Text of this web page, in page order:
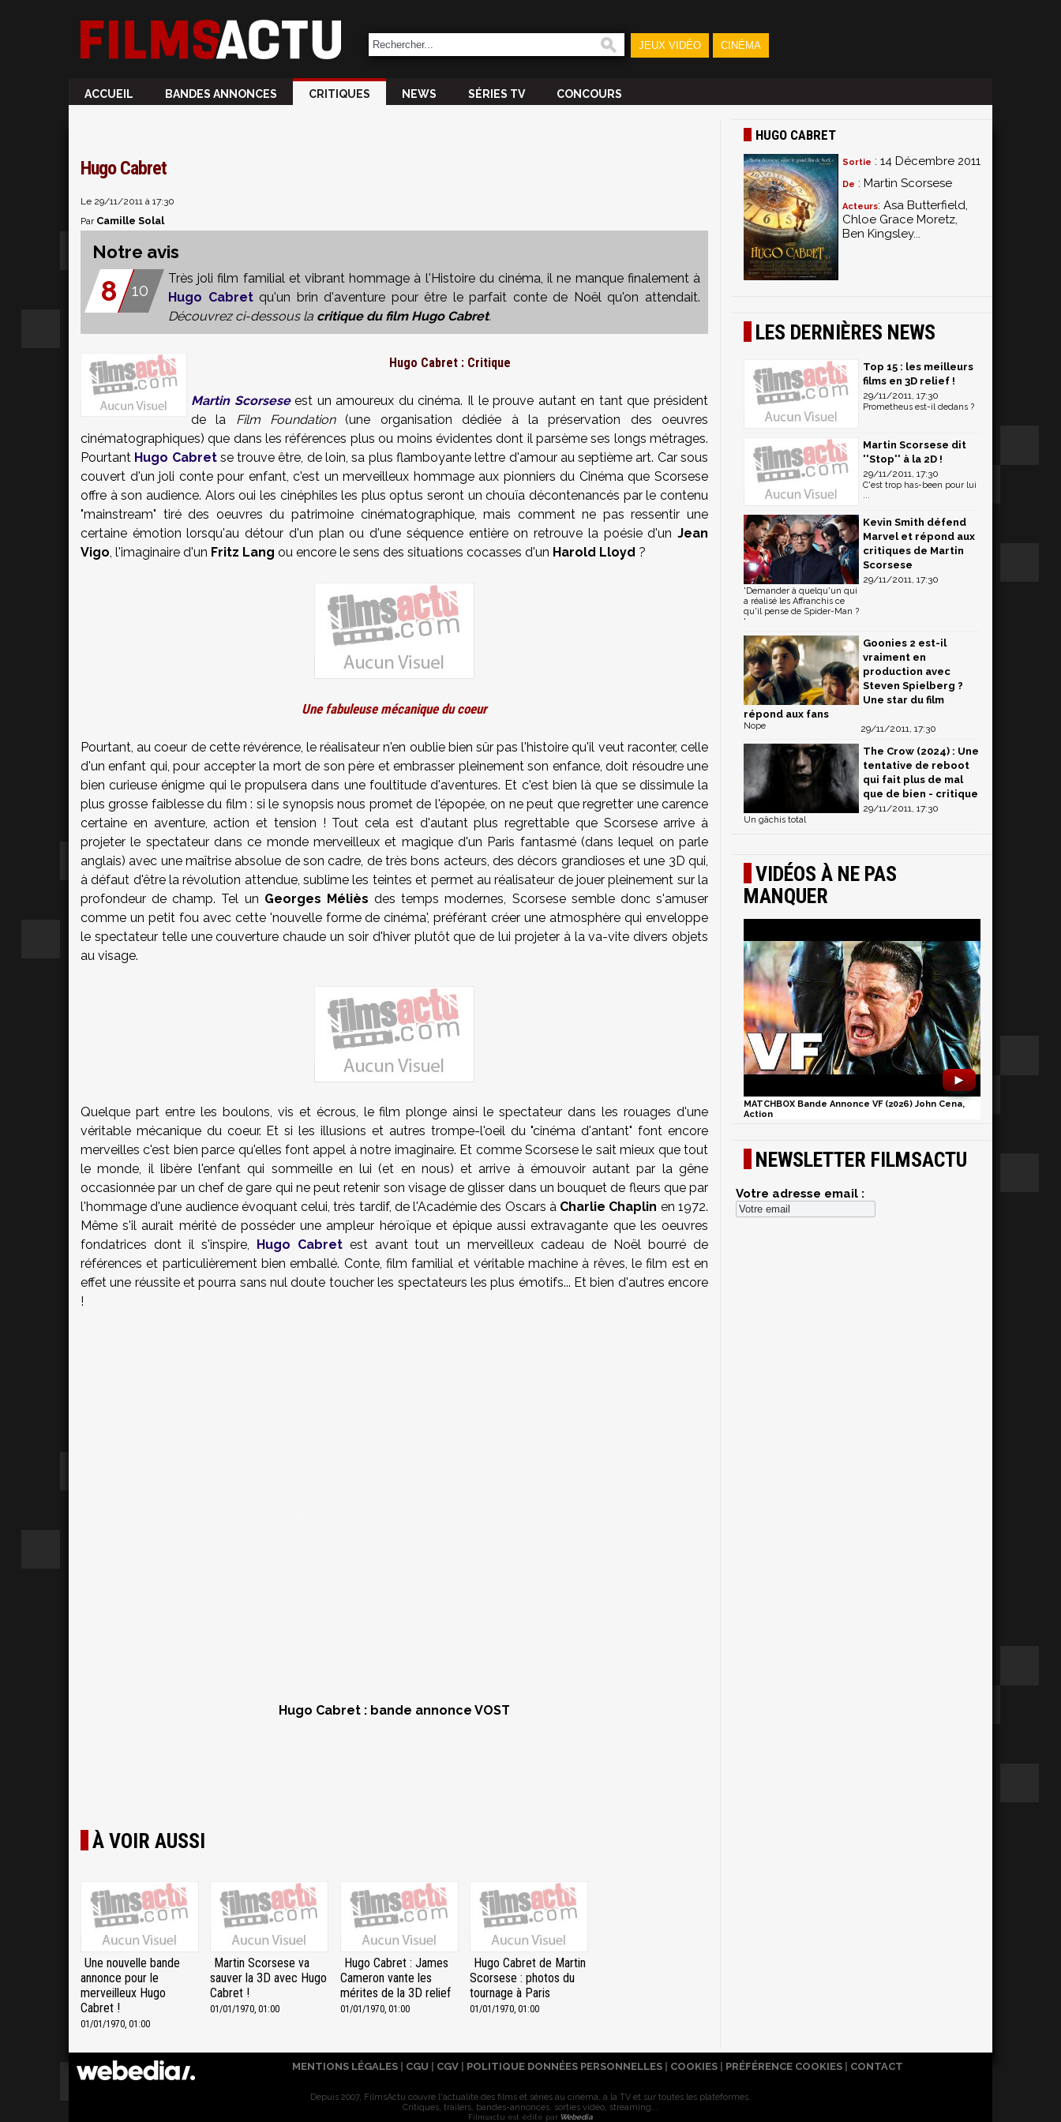
JEUX VIDÉO CINÉMA
ACCUEIL BANDES ANNONCES CRITIQUES NEWS SÉRIES TV CONCOURS
Hugo Cabret
Le 29/11/2011 à 17:30
Par Camille Solal
Notre avis
8 10
Très joli film familial et vibrant hommage à l'Histoire du cinéma, il ne manque finalement à
Hugo Cabretqu'un brin d'aventure pour être le parfait conte de Noël qu'on attendait.
Découvrez ci-dessous la critique du film Hugo Cabret.
Hugo Cabret : Critique
Martin Scorseseest un amoureux du cinéma. Il le prouve autant en tant que président
de la Film Foundation(une organisation dédiée à la préservation des oeuvres
cinématographiques) que dans les références plus ou moins évidentes dont il parsème ses longs métrages.
Pourtant Hugo Cabretse trouve être, de loin, sa plus flamboyante lettre d'amour au septième art. Car sous
couvert d'un joli conte pour enfant, c'est un merveilleux hommage aux pionniers du Cinéma que Scorsese
offre à son audience. Alors oui les cinéphiles les plus optus seront un chouïa décontenancés par le contenu
"mainstream" tiré des oeuvres du patrimoine cinématographique, mais comment ne pas ressentir une
certaine émotion lorsqu'au détour d'un plan ou d'une séquence entière on retrouve la poésie d'un Jean
Vigo, l'imaginaire d'un Fritz Lang ou encore le sens des situations cocasses d'un Harold Lloyd ?
Une fabuleuse mécanique du coeur
Pourtant, au coeur de cette révérence, le réalisateur n'en oublie bien sûr pas l'histoire qu'il veut raconter, celle
d'un enfant qui, pour accepter la mort de son père et embrasser pleinement son enfance, doit résoudre une
bien curieuse énigme qui le propulsera dans une foultitude d'aventures. Et c'est bien là que se dissimule la
plus grosse faiblesse du film : si le synopsis nous promet de l'épopée, on ne peut que regretter une carence
certaine en aventure, action et tension ! Tout cela est d'autant plus regrettable que Scorsese arrive à
projeter le spectateur dans ce monde merveilleux et magique d'un Paris fantasmé (dans lequel on parle
anglais) avec une maîtrise absolue de son cadre, de très bons acteurs, des décors grandioses et une 3D qui,
à défaut d'être la révolution attendue, sublime les teintes et permet au réalisateur de jouer pleinement sur la
profondeur de champ. Tel un Georges Méliès des temps modernes, Scorsese semble donc s'amuser
comme un petit fou avec cette 'nouvelle forme de cinéma', préférant créer une atmosphère qui enveloppe
le spectateur telle une couverture chaude un soir d'hiver plutôt que de lui projeter à la va-vite divers objets
au visage.
Quelque part entre les boulons, vis et écrous, le film plonge ainsi le spectateur dans les rouages d'une
véritable mécanique du coeur. Et si les illusions et autres trompe-l'oeil du "cinéma d'antant" font encore
merveilles c'est bien parce qu'elles font appel à notre imaginaire. Et comme Scorsese le sait mieux que tout
le monde, il libère l'enfant qui sommeille en lui (et en nous) et arrive à émouvoir autant par la gêne
occasionnée par un chef de gare qui ne peut retenir son visage de glisser dans un bouquet de fleurs que par
l'hommage d'une audience évoquant celui, très tardif, de l'Académie des Oscars à Charlie Chaplin en 1972.
Même s'il aurait mérité de posséder une ampleur héroïque et épique aussi extravagante que les oeuvres
fondatrices dont il s'inspire, Hugo Cabretest avant tout un merveilleux cadeau de Noël bourré de
références et particulièrement bien emballé. Conte, film familial et véritable machine à rêves, le film est en
effet une réussite et pourra sans nul doute toucher les spectateurs les plus émotifs... Et bien d'autres encore
!
Hugo Cabret : bande annonce VOST
À VOIR AUSSI
Une nouvelle bande
annonce pour le
merveilleux Hugo
Cabret !
01/01/1970, 01:00
Martin Scorsese va
sauver la 3D avec Hugo
Cabret !
01/01/1970, 01:00
Hugo Cabret : James
Cameron vante les
mérites de la 3D relief
01/01/1970, 01:00
Hugo Cabret de Martin
Scorsese : photos du
tournage à Paris
01/01/1970, 01:00
HUGO CABRET
Sortie : 14 Décembre 2011
De : Martin Scorsese
Acteurs: Asa Butterfield,
Chloe Grace Moretz,
Ben Kingsley...
LES DERNIÈRES NEWS
Top 15 : les meilleurs
films en 3D relief !
29/11/2011, 17:30
Prometheus est-il dedans ?
Martin Scorsese dit
''Stop'' à la 2D !
29/11/2011, 17:30
C'est trop has-been pour lui
...
Kevin Smith défend
Marvel et répond aux
critiques de Martin
Scorsese
29/11/2011, 17:30
'Demander à quelqu'un qui
a réalisé les Affranchis ce
qu'il pense de Spider-Man ?
'
Goonies 2 est-il
vraiment en
production avec
Steven Spielberg ?
Une star du film
répond aux fans
29/11/2011, 17:30
Nope
The Crow (2024) : Une
tentative de reboot
qui fait plus de mal
que de bien - critique
29/11/2011, 17:30
Un gâchis total
VIDÉOS À NE PAS
MANQUER
►
MATCHBOX Bande Annonce VF (2026) John Cena,
Action
NEWSLETTER FILMSACTU
Votre adresse email :
MENTIONS LÉGALES | CGU | CGV | POLITIQUE DONNÉES PERSONNELLES | COOKIES | PRÉFÉRENCE COOKIES | CONTACT
Depuis 2007, FilmsActu couvre l'actualité des films et séries au cinéma, à la TV et sur toutes les plateformes.
Critiques, trailers, bandes-annonces, sorties vidéo, streaming...
Filmsactu est édité par Webedia